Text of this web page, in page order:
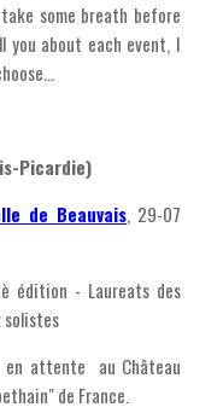
some breath before
you about each event, I
Picardie)
de Beauvais, 29-07
édition - Laureats des
attente au Château
de France.